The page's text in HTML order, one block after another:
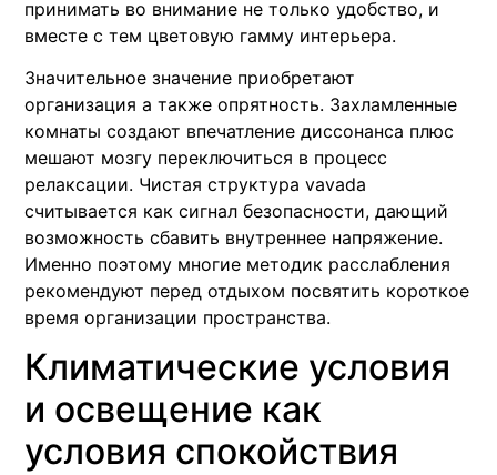
принимать во внимание не только удобство, и
вместе с тем цветовую гамму интерьера.
Значительное значение приобретают
организация а также опрятность. Захламленные
комнаты создают впечатление диссонанса плюс
мешают мозгу переключиться в процесс
релаксации. Чистая структура vavada
считывается как сигнал безопасности, дающий
возможность сбавить внутреннее напряжение.
Именно поэтому многие методик расслабления
рекомендуют перед отдыхом посвятить короткое
время организации пространства.
Климатические условия
и освещение как
условия спокойствия